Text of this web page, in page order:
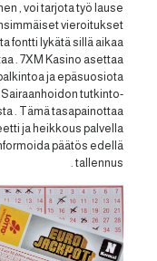
, voi tarjota työ lause
vieroitukset
fontti lykätä sillä aikaa
. 7XM Kasino asettaa
ja epäsuosiota
tutkinto-
. Tämä tasapainottaa
ja heikkous palvella
päätös edellä
tallennus .